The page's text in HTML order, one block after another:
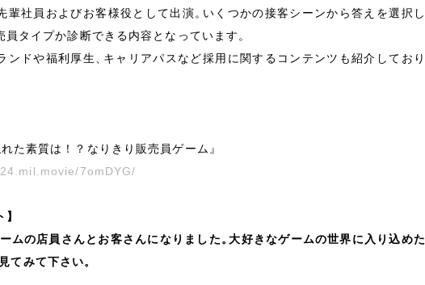
輩社員およびお客様役として出演。いくつかの接客シーンから答えを選択し
員タイプか診断できる内容となっています 。
ンドや福利厚生 、キャリアパスなど採用に関するコンテンツも紹介してお
た素質は！？なりきり販売員ゲーム 』
7omDYG/
】
ムの店員さんとお客さんになりました。大好きなゲームの世界に入り込め
てみて下さい。